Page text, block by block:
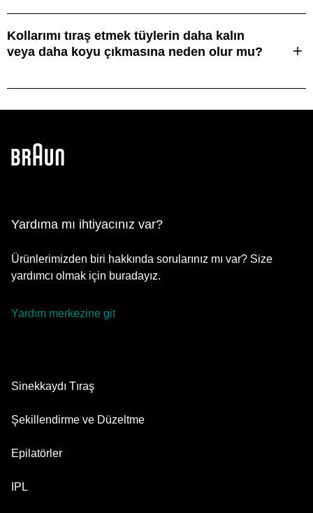
Kollarımı tıraş etmek tüylerin daha kalın
veya daha koyu çıkmasına neden olur mu?
Yardıma mı ihtiyacınız var?
Ürünlerimizden biri hakkında sorularınız mı var? Size
yardımcı olmak için buradayız.
Yardım merkezine git
Sinekkaydı Tıraş
Series 9 Pro
Series 6
Şekillendirme ve Düzeltme
Sakal Düzeltici
Epilatörler
Silk·épil 9 flex
IPL